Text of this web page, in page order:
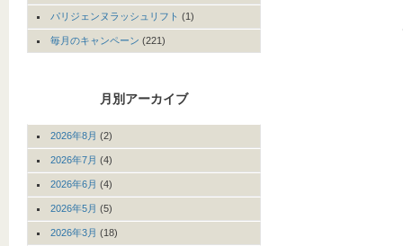
パリジェンヌラッシュリフト (1)
毎月のキャンペーン (221)
月別アーカイブ
2026年8月 (2)
2026年7月 (4)
2026年6月 (4)
2026年5月 (5)
2026年3月 (18)